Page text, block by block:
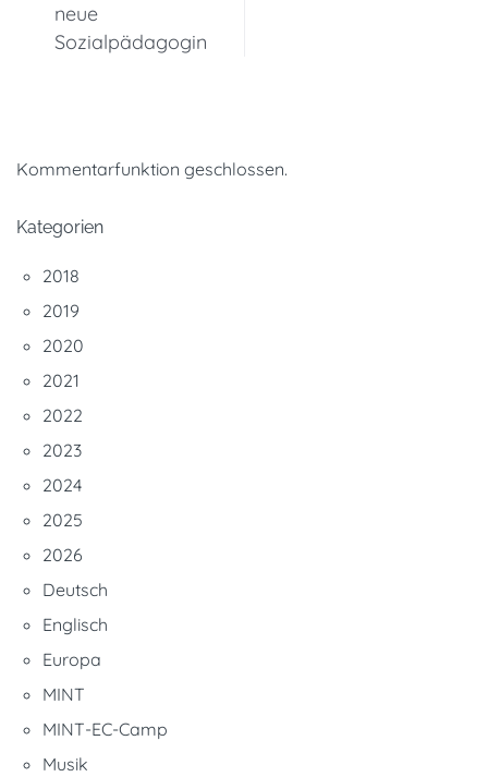
neue
Sozialpädagogin
Kommentarfunktion geschlossen.
Kategorien
2018
2019
2020
2021
2022
2023
2024
2025
2026
Deutsch
Englisch
Europa
MINT
MINT-EC-Camp
Musik